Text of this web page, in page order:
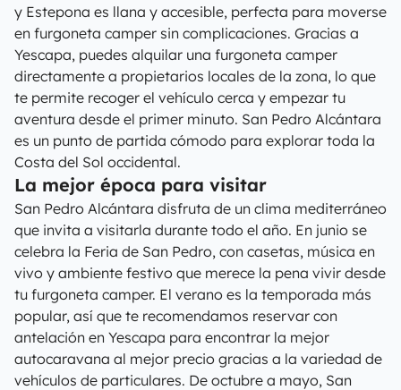
y Estepona es llana y accesible, perfecta para moverse
en furgoneta camper sin complicaciones. Gracias a
Yescapa, puedes alquilar una furgoneta camper
directamente a propietarios locales de la zona, lo que
te permite recoger el vehículo cerca y empezar tu
aventura desde el primer minuto. San Pedro Alcántara
es un punto de partida cómodo para explorar toda la
Costa del Sol occidental.
La mejor época para visitar
San Pedro Alcántara disfruta de un clima mediterráneo
que invita a visitarla durante todo el año. En junio se
celebra la Feria de San Pedro, con casetas, música en
vivo y ambiente festivo que merece la pena vivir desde
tu furgoneta camper. El verano es la temporada más
popular, así que te recomendamos reservar con
antelación en Yescapa para encontrar la mejor
autocaravana al mejor precio gracias a la variedad de
vehículos de particulares. De octubre a mayo, San